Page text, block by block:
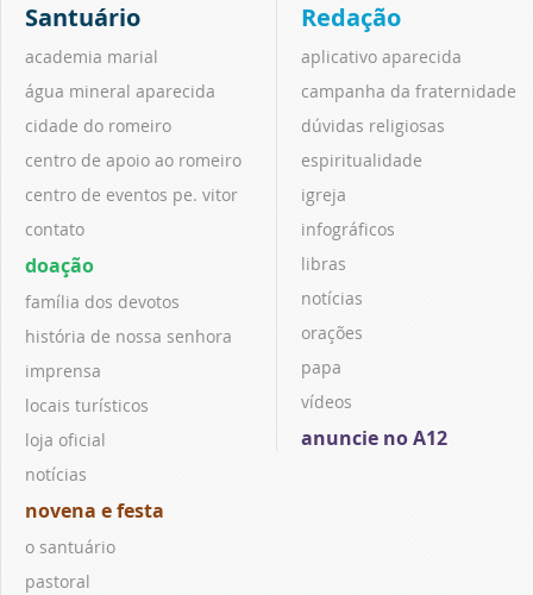
Santuário
academia marial
água mineral aparecida
cidade do romeiro
centro de apoio ao romeiro
centro de eventos pe. vitor
contato
doação
família dos devotos
história de nossa senhora
imprensa
locais turísticos
loja oficial
notícias
novena e festa
o santuário
pastoral
Redação
aplicativo aparecida
campanha da fraternidade
dúvidas religiosas
espiritualidade
igreja
infográficos
libras
notícias
orações
papa
vídeos
anuncie no A12